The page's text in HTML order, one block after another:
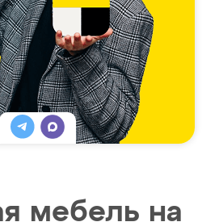
мебель на